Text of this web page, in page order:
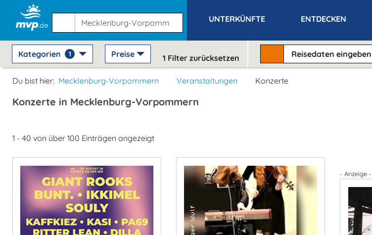
UNTERKÜNFTE ENTDECKEN
Kategorien 1 Preise 1 Filter zurücksetzen Reisedateneingeben
Du bist hier: Mecklenburg-Vorpommern Veranstaltungen Konzerte
Konzerte in Mecklenburg-Vorpommern
1 - 40 von über 100 Einträgen angezeigt
- Anzeige -